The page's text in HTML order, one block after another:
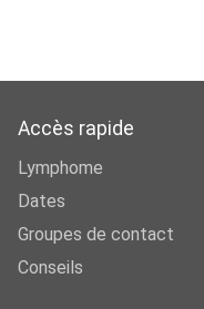
Accès rapide
Lymphome
Dates
Groupes de contact
Conseils